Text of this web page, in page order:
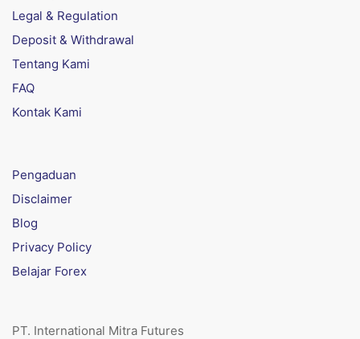
Legal & Regulation
Deposit & Withdrawal
Tentang Kami
FAQ
Kontak Kami
Pengaduan
Disclaimer
Blog
Privacy Policy
Belajar Forex
PT. International Mitra Futures